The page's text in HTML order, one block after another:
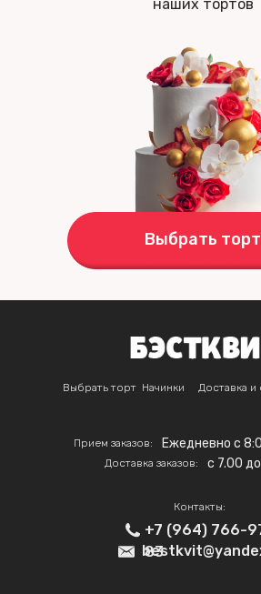
наших тортов
Выбрать торт
Контакты:
Выбрать торт Начинки Доставка и
Прием заказов: Ежедневно с
Доставка заказов: c 7.00
+7 (964) 766-
83